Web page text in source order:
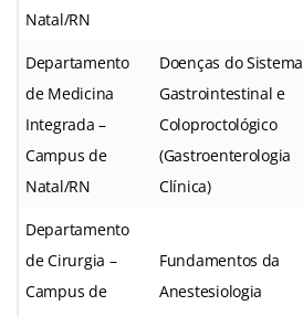
Natal/RN
Departamento
de Medicina
Integrada –
Campus de
Natal/RN
Doenças do Sistema
Gastrointestinal e
Coloproctológico
(Gastroenterologia
Clínica)
Departamento
de Cirurgia –
Campus de
Fundamentos da
Anestesiologia